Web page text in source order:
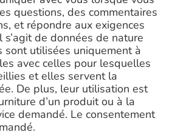
questions, des commentaires
et répondre aux exigences
de données de nature
sont utilisées uniquement à
avec celles pour lesquelles
et elles servent la
De plus, leur utilisation est
d’un produit ou à la
demandé. Le consentement